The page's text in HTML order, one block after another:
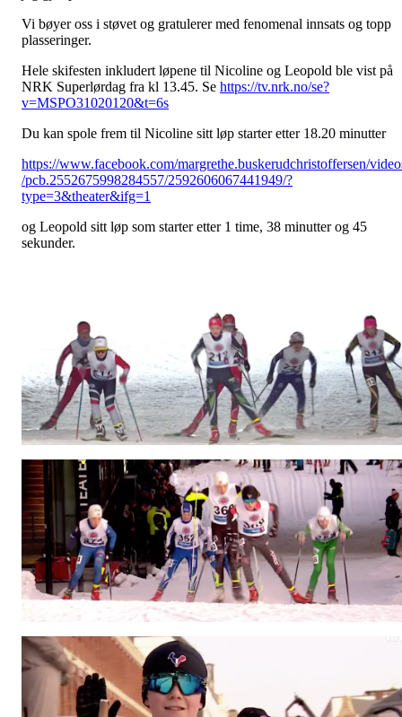
Vi bøyer oss i støvet og gratulerer med fenomenal innsats og topp
plasseringer.
Hele skifesten inkludert løpene til Nicoline og Leopold ble vist på
NRK Superlørdag fra kl 13.45. Se https://tv.nrk.no/se?
v=MSPO31020120&t=6s
Du kan spole frem til Nicoline sitt løp starter etter 18.20 minutter
https://www.facebook.com/margrethe.buskerudchristoffersen/
/pcb.2552675998284557/2592606067441949/?
type=3&theater&ifg=1
og Leopold sitt løp som starter etter 1 time, 38 minutter og 45
sekunder.